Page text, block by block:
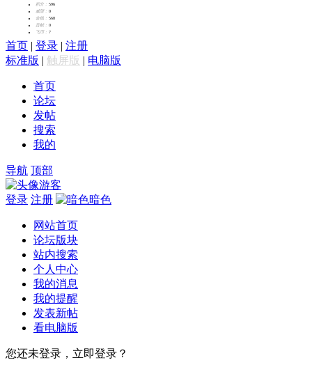
积分： 596
威望： 0
金钱： 568
贡献： 0
飞币： 7
首页 | 登录 | 注册
标准版 | 触屏版 | 电脑版
首页
论坛
发帖
搜索
我的
导航 顶部
游客
登录 注册 暗色
网站首页
论坛版块
站内搜索
个人中心
我的消息
我的提醒
发表新帖
看电脑版
您还未登录，立即登录？